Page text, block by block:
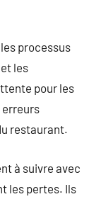
processus
les
pour les
restaurant.
à suivre avec
les pertes. Ils